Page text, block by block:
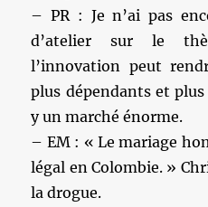
– PR : Je n’ai pas
d’atelier sur le
l’innovation peut
plus dépendants et
y un marché énorme.
– EM : « Le mariage
légal en Colombie. »
la drogue.